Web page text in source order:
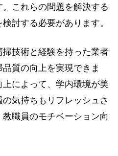
これらの問題を解決する
討する必要があります。
技術と経験を持った業者
質の向上を実現できま
によって、学内環境が美
気持ちもリフレッシュさ
職員のモチベーション向